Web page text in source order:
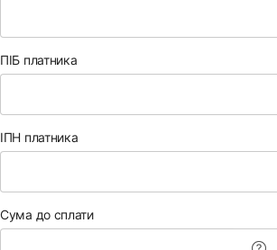
ПІБ платника
ІПН платника
Сума до сплати